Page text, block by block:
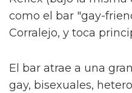
como el bar "gay-
Corralejo, y toca
El bar atrae a una
gay, bisexuales,